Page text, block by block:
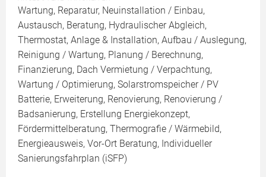
Wartung, Reparatur, Neuinstallation / Einbau,
Austausch, Beratung, Hydraulischer Abgleich,
Thermostat, Anlage & Installation, Aufbau / Auslegung,
Reinigung / Wartung, Planung / Berechnung,
Finanzierung, Dach Vermietung / Verpachtung,
Wartung / Optimierung, Solarstromspeicher / PV
Batterie, Erweiterung, Renovierung, Renovierung /
Badsanierung, Erstellung Energiekonzept,
Fördermittelberatung, Thermografie / Wärmebild,
Energieausweis, Vor-Ort Beratung, Individueller
Sanierungsfahrplan (iSFP)